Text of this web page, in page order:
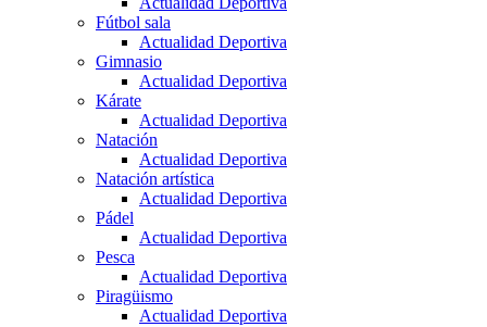
Fútbol sala
Actualidad Deportiva
Gimnasio
Actualidad Deportiva
Kárate
Actualidad Deportiva
Natación
Actualidad Deportiva
Natación artística
Actualidad Deportiva
Pádel
Actualidad Deportiva
Pesca
Actualidad Deportiva
Piragüismo
Actualidad Deportiva